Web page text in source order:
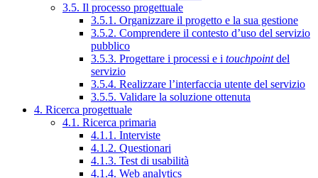
3.5. Il processo progettuale
3.5.1. Organizzare il progetto e la sua gestione
3.5.2. Comprendere il contesto d’uso del servizio
pubblico
3.5.3. Progettare i processi e i touchpointdel
servizio
3.5.4. Realizzare l’interfaccia utente del servizio
3.5.5. Validare la soluzione ottenuta
4. Ricerca progettuale
4.1. Ricerca primaria
4.1.1. Interviste
4.1.2. Questionari
4.1.3. Test di usabilità
4.1.4. Web analytics